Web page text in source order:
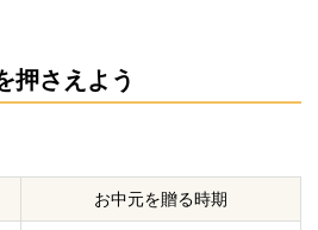
押さえよう
お中元を贈る時期